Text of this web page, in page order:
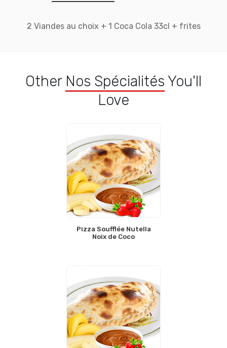
2 Viandes au choix + 1 Coca Cola 33cl + frites
Other Nos Spécialités You'll
Love
Pizza Soufflée Nutella
Noix de Coco